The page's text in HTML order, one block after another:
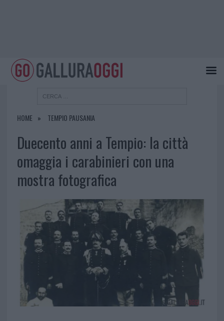
HOME TEMPIO PAUSANIA
Duecento anni a Tempio: la città
omaggia i carabinieri con una
mostra fotografica